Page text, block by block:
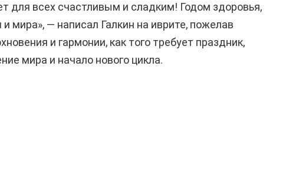
для всех счастливым и сладким! Годом здоровья,
и мира», — написал Галкин на иврите, пожелав
и гармонии, как того требует праздник,
мира и начало нового цикла.